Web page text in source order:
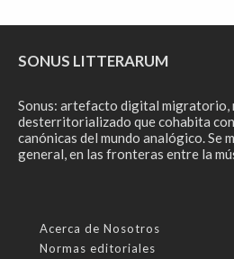
SONUS LITTERARUM
Sonus: artefacto digital migratorio,
desterritorializado que cohabita
canónicas del mundo analógico. Se
general, en las fronteras entre la
Acerca de Nosotros
Normas editoriales